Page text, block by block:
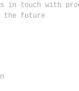
in touch with
the future